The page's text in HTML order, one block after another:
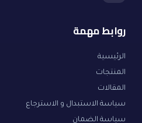
روابط مهمة
الرئيسية
المنتجات
المقالات
سياسة الاستبدال و الاسترجاع
سياسة الضمان